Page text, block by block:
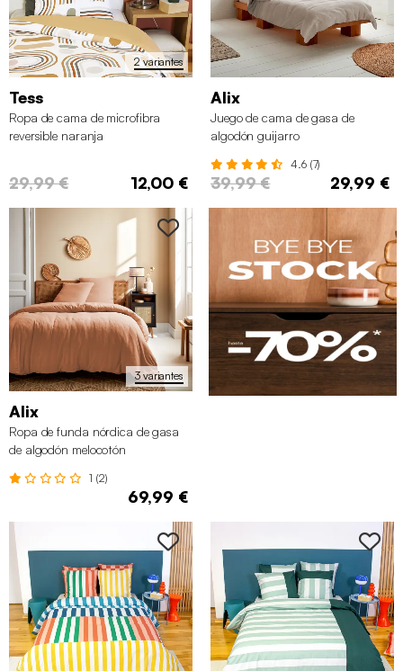
2 variantes
Tess
Ropa de cama de microfibra
reversible naranja
29,99 € 12,00 €
Alix
Juego de cama de gasa de
algodón guijarro
4.6 (7)
39,99 € 29,99 €
3 variantes
Alix
Ropa de funda nórdica de gasa
de algodón melocotón
1 (2)
69,99 €